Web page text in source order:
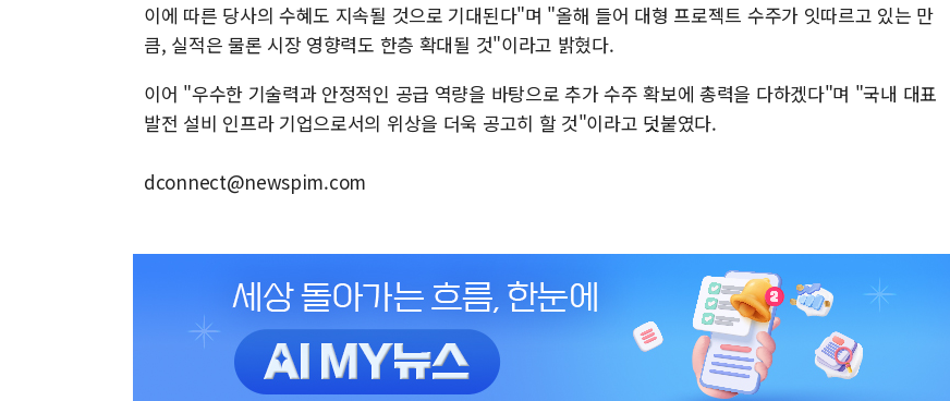
이에 따른 당사의 수혜도 지속될 것으로 기대된다"며 "올해 들어 대형 프로젝트 수주가 잇따르고 있는 만
큼, 실적은 물론 시장 영향력도 한층 확대될 것"이라고 밝혔다.
이어 "우수한 기술력과 안정적인 공급 역량을 바탕으로 추가 수주 확보에 총력을 다하겠다"며 "국내 대표
발전 설비 인프라 기업으로서의 위상을 더욱 공고히 할 것"이라고 덧붙였다.
dconnect@newspim.com